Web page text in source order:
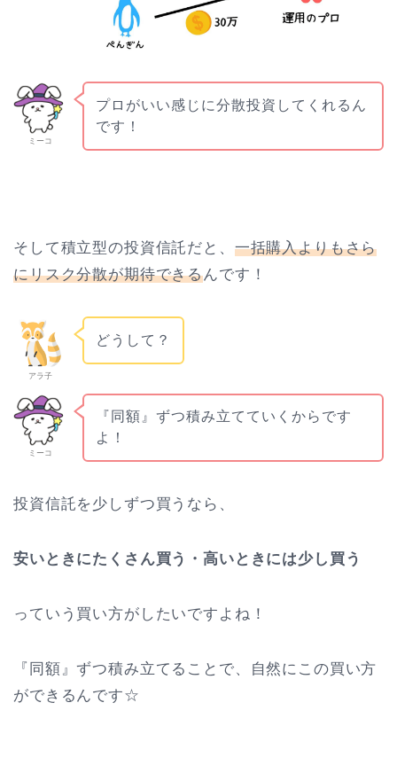
ミーコ
プロがいい感じに分散投資してくれるん
です！
そして積立型の投資信託だと、 一括購入よりもさら
にリスク分散が期待できるんです！
アラ子
どうして？
ミーコ
『同額』ずつ積み立てていくからです
よ！
投資信託を少しずつ買うなら、
安いときにたくさん買う・高いときには少し買う
っていう買い方がしたいですよね！
『同額』ずつ積み立てることで、自然にこの買い方
ができるんです☆